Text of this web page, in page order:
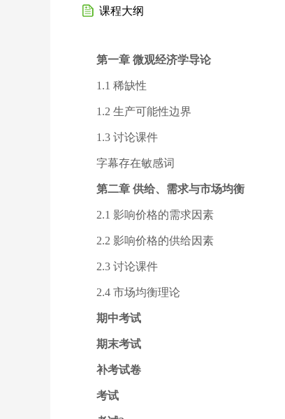
课程大纲
第一章 微观经济学导论
1.1 稀缺性
1.2 生产可能性边界
1.3 讨论课件
字幕存在敏感词
第二章 供给、需求与市场均衡
2.1 影响价格的需求因素
2.2 影响价格的供给因素
2.3 讨论课件
2.4 市场均衡理论
期中考试
期末考试
补考试卷
考试